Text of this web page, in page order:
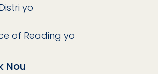
yo
of Reading yo
Nou